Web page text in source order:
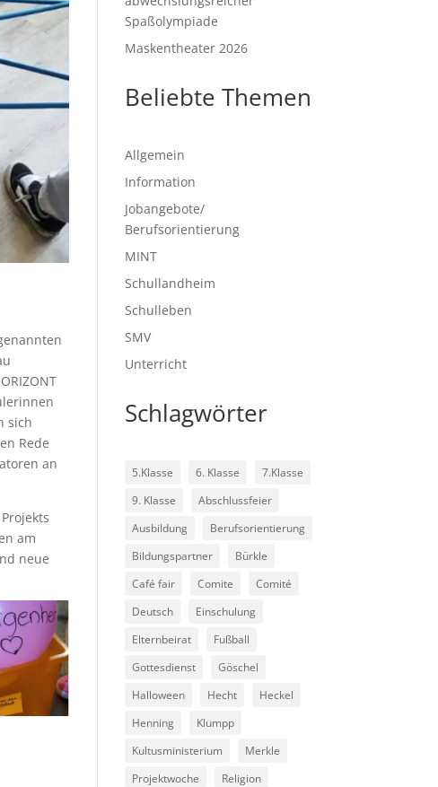
sich
Rede
an
am
neue
Spaßolympiade
Maskentheater 2026
Beliebte Themen
Allgemein
Information
Jobangebote/
Berufsorientierung
MINT
Schullandheim
Schulleben
SMV
Unterricht
Schlagwörter
5.Klasse 6. Klasse
7.Klasse
9. Klasse
Abschlussfeier
Ausbildung
Berufsorientierung
Bildungspartner
Bürkle
Café fair
Comite
Comité
Deutsch
Einschulung
Elternbeirat
Fußball
Gottesdienst
Göschel
Halloween
Hecht
Heckel
Henning
Klumpp
Kultusministerium
Merkle
Projektwoche
Religion